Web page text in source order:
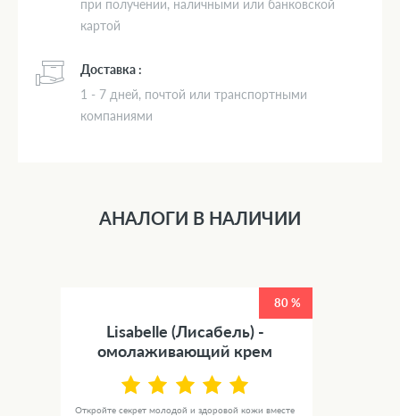
при получении, наличными или банковской
картой
Доставка :
1 - 7 дней, почтой или транспортными
компаниями
АНАЛОГИ В НАЛИЧИИ
80 %
Lisabelle (Лисабель) -
омолаживающий крем
Откройте секрет молодой и здоровой кожи вместе